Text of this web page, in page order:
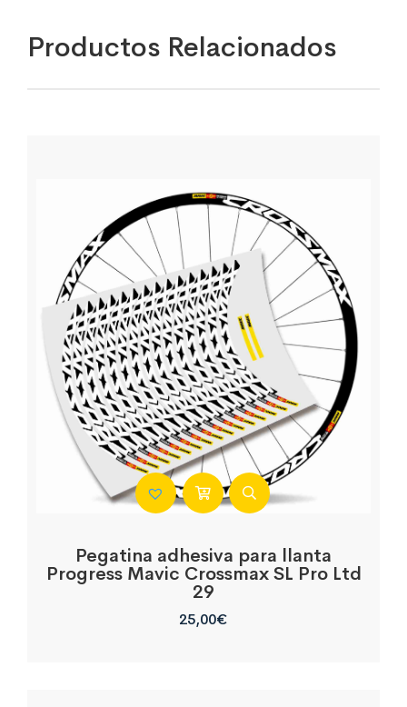
Productos Relacionados
Pegatina adhesiva para llanta
Progress Mavic Crossmax SL Pro Ltd
29
25,00€